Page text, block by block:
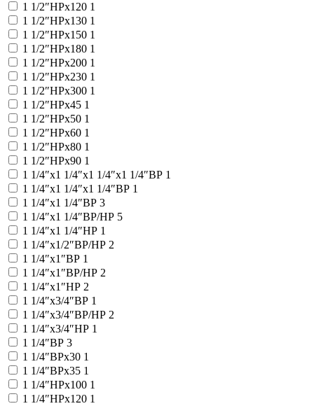
1 1/2″НРx120 1
1 1/2″НРx130 1
1 1/2″НРx150 1
1 1/2″НРx180 1
1 1/2″НРx200 1
1 1/2″НРx230 1
1 1/2″НРx300 1
1 1/2″НРx45 1
1 1/2″НРx50 1
1 1/2″НРx60 1
1 1/2″НРx80 1
1 1/2″НРx90 1
1 1/4″x1 1/4″x1 1/4″x1 1/4″ВР 1
1 1/4″x1 1/4″x1 1/4″ВР 1
1 1/4″x1 1/4″ВР 3
1 1/4″x1 1/4″ВР/НР 5
1 1/4″x1 1/4″НР 1
1 1/4″x1/2″ВР/НР 2
1 1/4″x1″ВР 1
1 1/4″x1″ВР/НР 2
1 1/4″x1″НР 2
1 1/4″x3/4″ВР 1
1 1/4″x3/4″ВР/НР 2
1 1/4″x3/4″НР 1
1 1/4″ВР 3
1 1/4″ВРx30 1
1 1/4″ВРx35 1
1 1/4″НРx100 1
1 1/4″НРx120 1